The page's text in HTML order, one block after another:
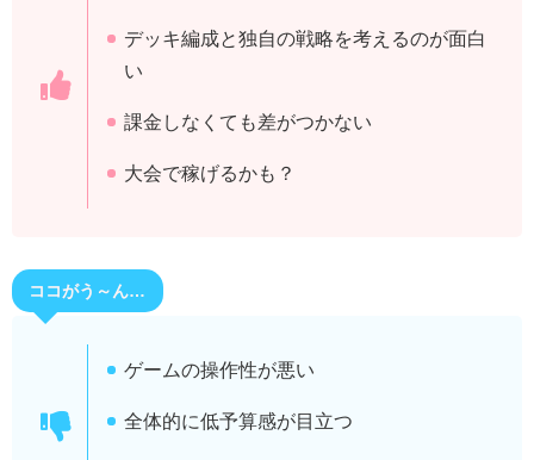
デッキ編成と独自の戦略を考えるのが面白
い
課金しなくても差がつかない
大会で稼げるかも？
ココがう～ん…
ゲームの操作性が悪い
全体的に低予算感が目立つ